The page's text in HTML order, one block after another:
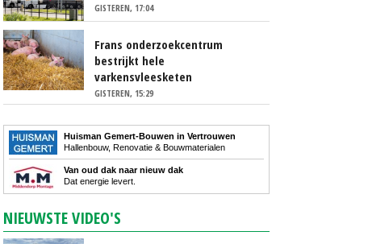
GISTEREN, 17:04
Frans onderzoekcentrum
bestrijkt hele
varkensvleesketen
GISTEREN, 15:29
Huisman Gemert-Bouwen in Vertrouwen
Hallenbouw, Renovatie & Bouwmaterialen
Van oud dak naar nieuw dak
Dat energie levert.
NIEUWSTE VIDEO'S